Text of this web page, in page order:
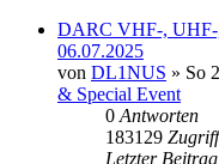
DARC VHF-, UHF-,
06.07.2025
von DL1NUS » So
& Special Event
0 Antworten
183129
Letzter Beitrag